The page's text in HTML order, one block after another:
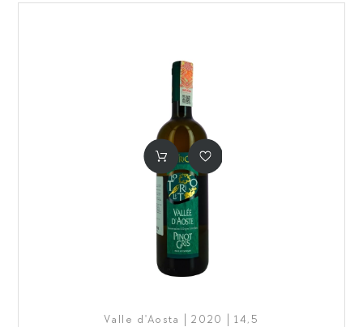
Valle d'Aosta | 2020 | 14,5